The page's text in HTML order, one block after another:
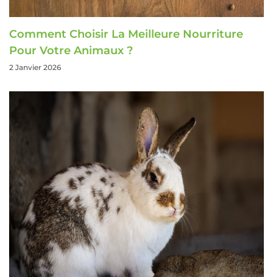
Comment Choisir La Meilleure Nourriture
Pour Votre Animaux ?
2 Janvier 2026